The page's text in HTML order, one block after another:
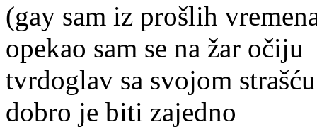
(gay sam iz prošlih
opekao sam se na žar očiju
tvrdoglav sa svojom strašću
dobro je biti zajedno